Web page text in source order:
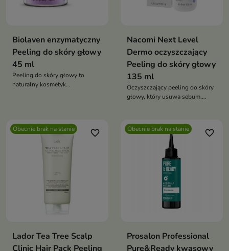
Biolaven enzymatyczny
Peeling do skóry głowy
45 ml
Peeling do skóry głowy to
naturalny kosmetyk
złuszcza martwy naskórek,
oczyszcza skórę, reguluje
wydzielanie sebum oraz wspiera
zdrowy wzrost włosów
Nacomi Next Level
Dermo oczyszczający
Peeling do skóry głowy
135 ml
Oczyszczający peeling do skóry
głowy, który usuwa sebum,
wzrost włosów
Obecnie brak na stanie favorite_border
Lador Tea Tree Scalp
Clinic Hair Pack Peeling
Obecnie brak na stanie favorite_border
Prosalon Professional
Pure&Ready kwasowy